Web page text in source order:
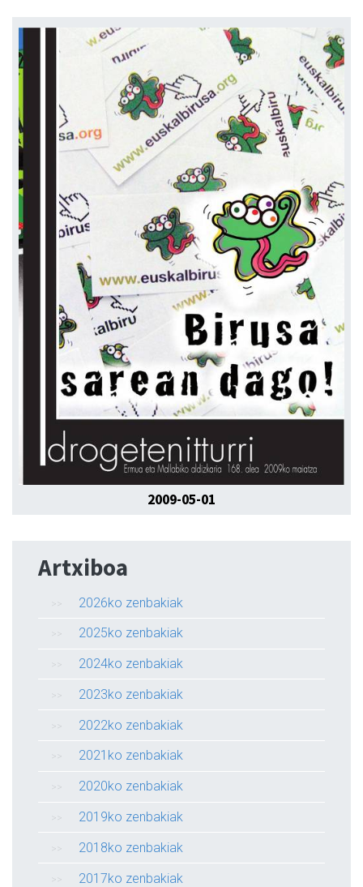
2009-05-01
Artxiboa
2026ko zenbakiak
2025ko zenbakiak
2024ko zenbakiak
2023ko zenbakiak
2022ko zenbakiak
2021ko zenbakiak
2020ko zenbakiak
2019ko zenbakiak
2018ko zenbakiak
2017ko zenbakiak